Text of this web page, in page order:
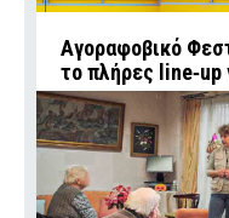
Αγοραφοβικό
το πλήρες